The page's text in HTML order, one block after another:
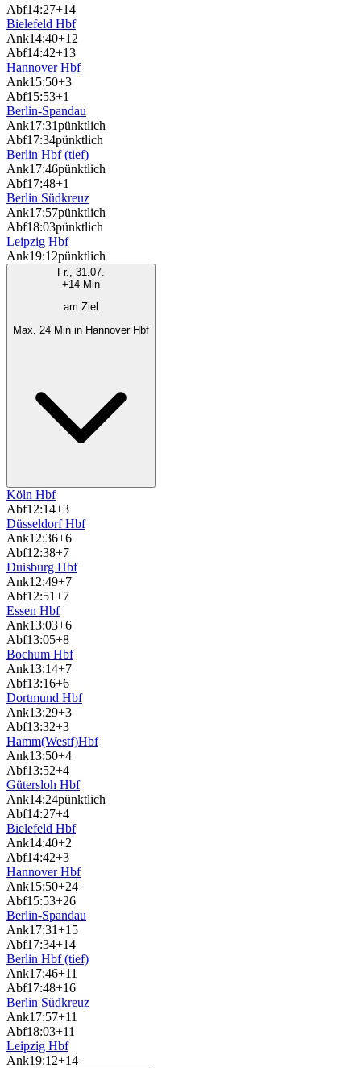
Abf14:27+14
Bielefeld Hbf
Ank14:40+12
Abf14:42+13
Hannover Hbf
Ank15:50+3
Abf15:53+1
Berlin-Spandau
Ank17:31pünktlich
Abf17:34pünktlich
Berlin Hbf (tief)
Ank17:46pünktlich
Abf17:48+1
Berlin Südkreuz
Ank17:57pünktlich
Abf18:03pünktlich
Leipzig Hbf
Ank19:12pünktlich
Fr., 31.07.
+14 Min
am Ziel
Max. 24 Min in Hannover Hbf
Köln Hbf
Abf12:14+3
Düsseldorf Hbf
Ank12:36+6
Abf12:38+7
Duisburg Hbf
Ank12:49+7
Abf12:51+7
Essen Hbf
Ank13:03+6
Abf13:05+8
Bochum Hbf
Ank13:14+7
Abf13:16+6
Dortmund Hbf
Ank13:29+3
Abf13:32+3
Hamm(Westf)Hbf
Ank13:50+4
Abf13:52+4
Gütersloh Hbf
Ank14:24pünktlich
Abf14:27+4
Bielefeld Hbf
Ank14:40+2
Abf14:42+3
Hannover Hbf
Ank15:50+24
Abf15:53+26
Berlin-Spandau
Ank17:31+15
Abf17:34+14
Berlin Hbf (tief)
Ank17:46+11
Abf17:48+16
Berlin Südkreuz
Ank17:57+11
Abf18:03+11
Leipzig Hbf
Ank19:12+14